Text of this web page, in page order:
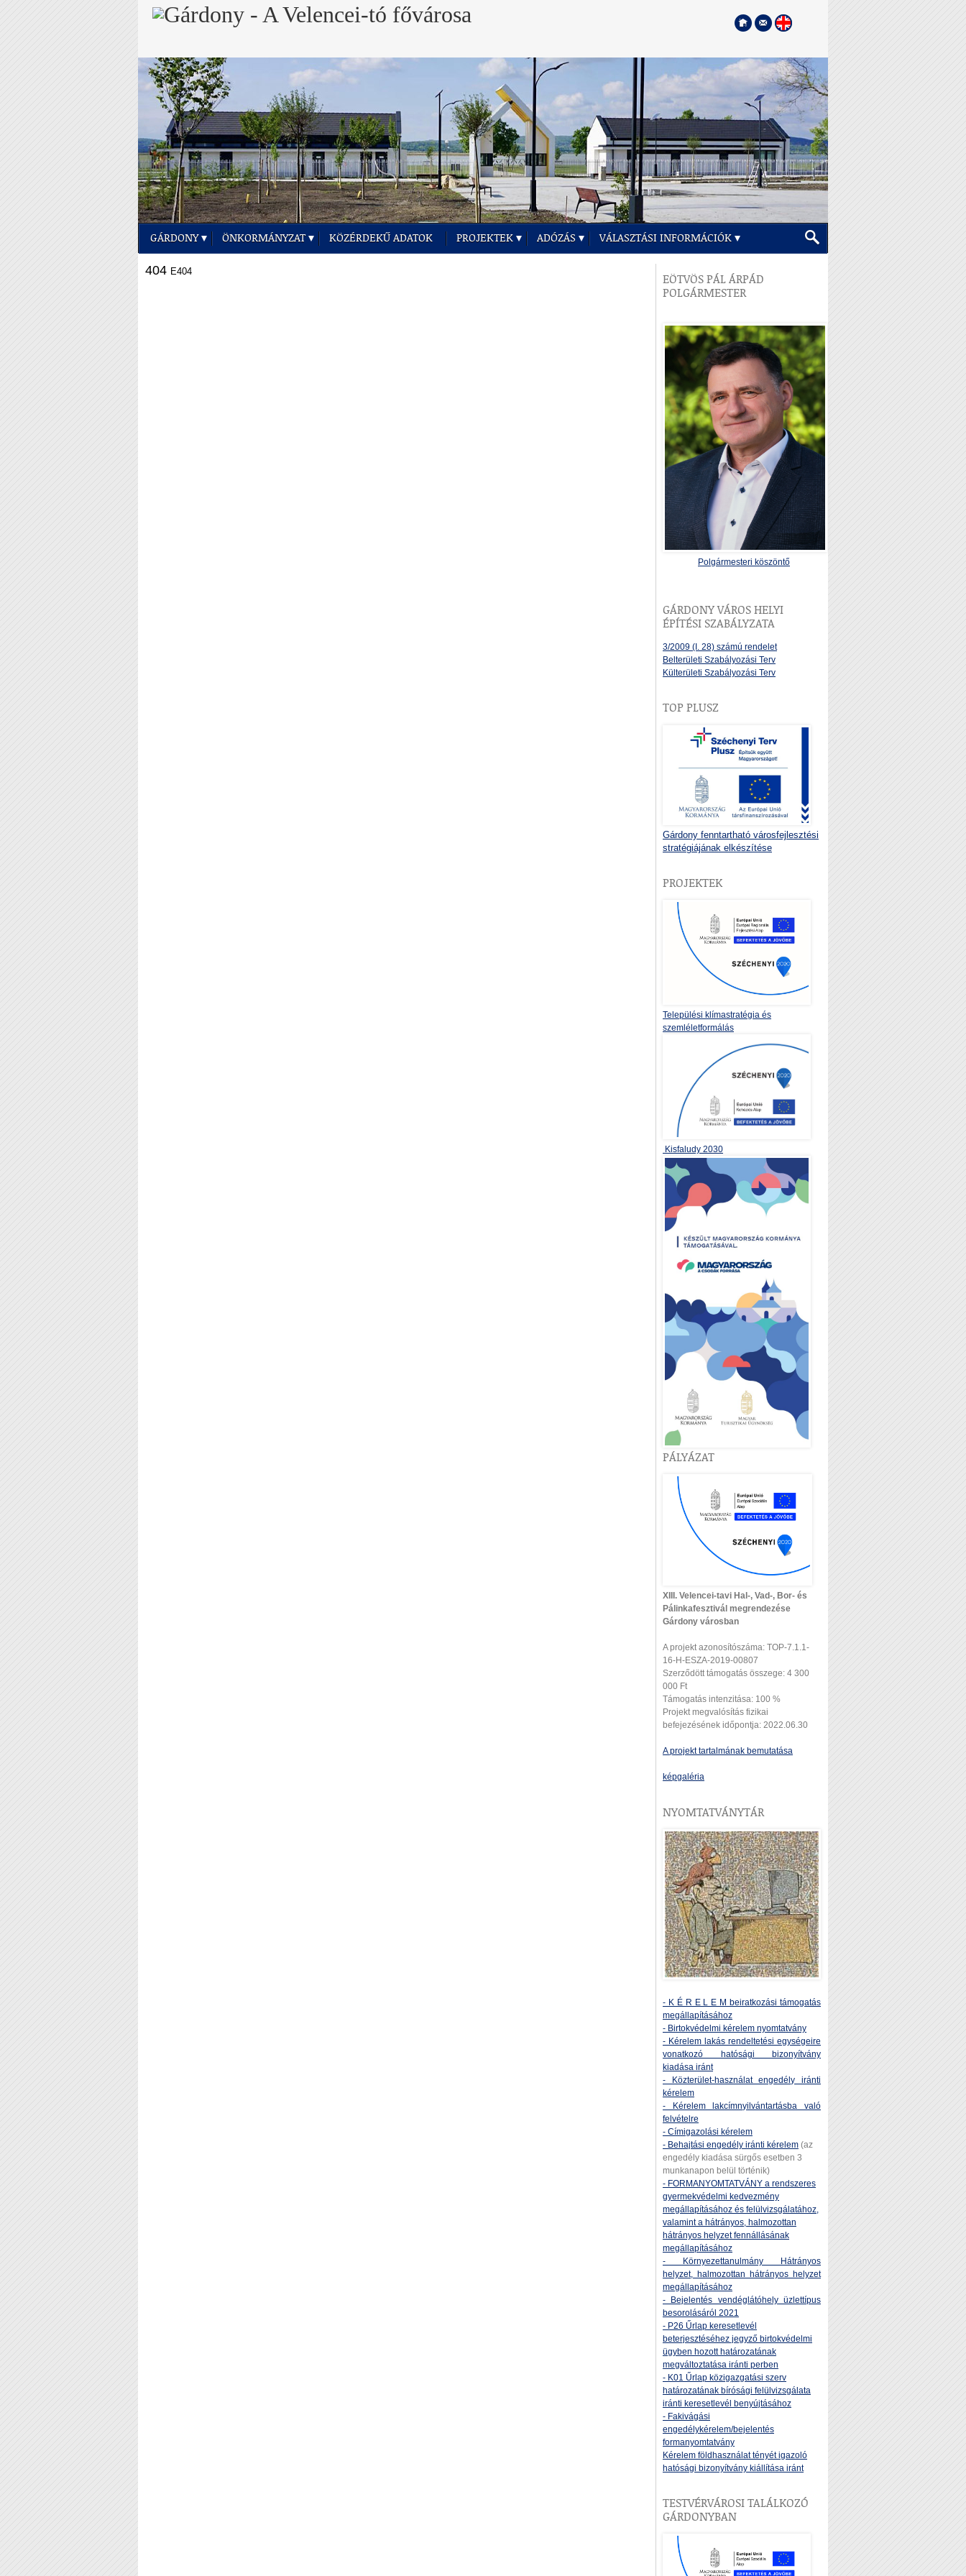
GÁRDONY ÖNKORMÁNYZAT KÖZÉRDEKŰ ADATOK PROJEKTEK ADÓZÁS VÁLASZTÁSI INFORMÁCIÓK
404 E404
EÖTVÖS PÁL ÁRPÁD
POLGÁRMESTER
Polgármesteri köszöntő
GÁRDONY VÁROS HELYI
ÉPÍTÉSI SZABÁLYZATA
3/2009 (I. 28) számú rendelet
Belterületi Szabályozási Terv
Külterületi Szabályozási Terv
TOP PLUSZ
Gárdony fenntartható városfejlesztési
stratégiájának elkészítése
PROJEKTEK
Települési klímastratégia és
szemléletformálás
Kisfaludy 2030
PÁLYÁZAT
XIII. Velencei-tavi Hal-, Vad-, Bor- és
Pálinkafesztivál megrendezése
Gárdony városban
A projekt azonosítószáma: TOP-7.1.1-
16-H-ESZA-2019-00807
Szerződött támogatás összege: 4 300
000 Ft
Támogatás intenzitása: 100 %
Projekt megvalósítás fizikai
befejezésének időpontja: 2022.06.30
A projekt tartalmának bemutatása
képgaléria
NYOMTATVÁNYTÁR
- K É R E L E M beiratkozási támogatás
megállapításához
- Birtokvédelmi kérelem nyomtatvány
- Kérelem lakás rendeltetési egységeire
vonatkozó hatósági bizonyítvány
kiadása iránt
- Közterület-használat engedély iránti
kérelem
- Kérelem lakcímnyilvántartásba való
felvételre
- Címigazolási kérelem
- Behajtási engedély iránti kérelem (az
engedély kiadása sürgős esetben 3
munkanapon belül történik)
- FORMANYOMTATVÁNY a rendszeres
gyermekvédelmi kedvezmény
megállapításához és felülvizsgálatához,
valamint a hátrányos, halmozottan
hátrányos helyzet fennállásának
megállapításához
- Környezettanulmány Hátrányos
helyzet, halmozottan hátrányos helyzet
megállapításához
- Bejelentés vendéglátóhely üzlettípus
besorolásáról 2021
- P26 Űrlap keresetlevél
beterjesztéséhez jegyző birtokvédelmi
ügyben hozott határozatának
megváltoztatása iránti perben
- K01 Űrlap közigazgatási szerv
határozatának bírósági felülvizsgálata
iránti keresetlevél benyújtásához
- Fakivágási
engedélykérelem/bejelentés
formanyomtatvány
Kérelem földhasználat tényét igazoló
hatósági bizonyítvány kiállítása iránt
TESTVÉRVÁROSI TALÁLKOZÓ
GÁRDONYBAN